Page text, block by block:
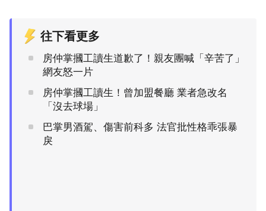
往下看更多
房仲掌摑工讀生道歉了！親友團喊「辛苦了」
網友怒一片
房仲掌摑工讀生！曾加盟餐廳 業者急改名
「沒去球場」
巴掌男酒駕、傷害前科多 法官批性格乖張暴
戾